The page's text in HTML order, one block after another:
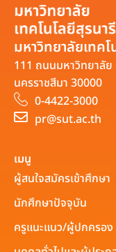
มหาวิทยาลัยเทค
111 ถนนมหาวิทยาลัย
นครราชสีมา 30000
0-4422-3000
pr@sut.ac.th
เมนู
ผู้สนใจสมัครเข้าศึกษา
นักศึกษาปัจจุบัน
ครูแนะแนว/ผู้ปกครอง